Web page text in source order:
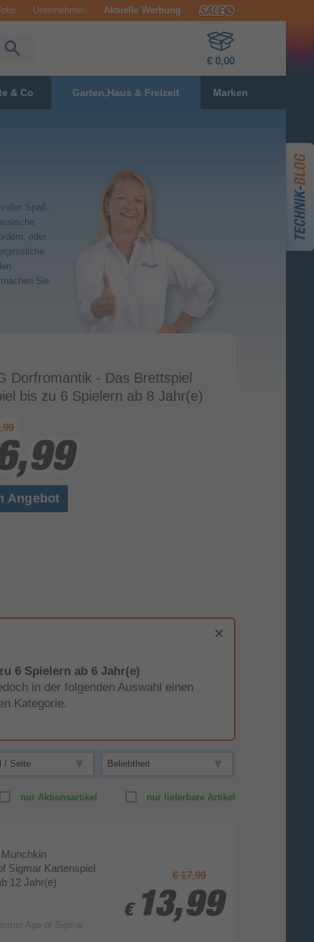
Unternehmen Aktuelle Werbung
€ 0,00
& Co Garten,Haus & Freizeit Marken
Spaß,
oder
Sie
Dorfromantik - Das Brettspiel
bis zu 6 Spielern ab 8 Jahr(e)
Angebot
6 Spielern ab 6 Jahr(e)
in der folgenden Auswahl einen
Kategorie.
nur lieferbare Artikel
nur Aktionsartikel
€ 17,99
€ 13,99
€ 13,99
Sigmar Kartenspiel
12 Jahr(e)
Age of Sigmar